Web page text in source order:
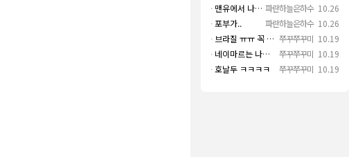
파란하늘은하수 10.26
· 맨유에서 나왔으면 좋겠다
파란하늘은하수 10.26
·포부가..
쭈꾸쭈꾸미 10.19
· 브라질 ㅠㅠ 꼭 나오길..
쭈꾸쭈꾸미 10.19
· 네이마르는 나가면 음바페만 좋겠네
쭈꾸쭈꾸미 10.19
·호날두 ㅋㅋㅋㅋ